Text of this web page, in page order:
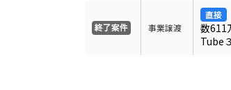
事業譲渡
数611
Tube